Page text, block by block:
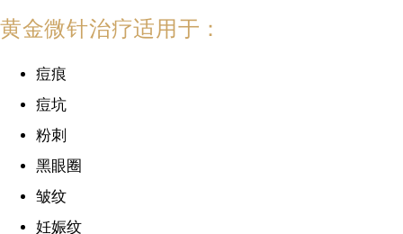
黄金微针治疗适用于：
痘痕
痘坑
粉刺
黑眼圈
皱纹
妊娠纹